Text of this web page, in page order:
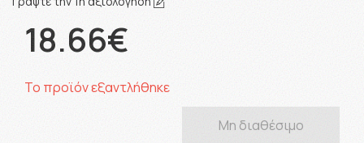
18.66€
Το προϊόν εξαντλήθηκε
Μη διαθέσιμο